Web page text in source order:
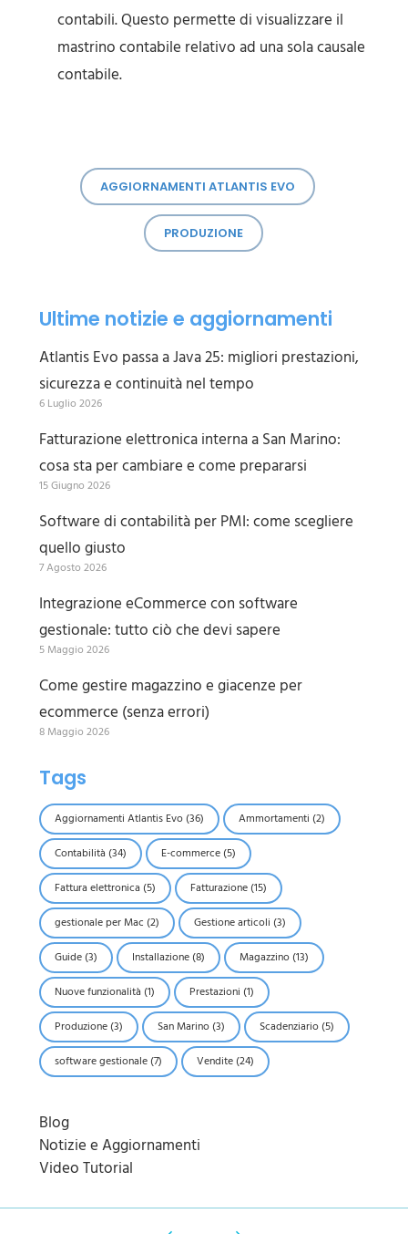
contabili. Questo permette di visualizzare il
mastrino contabile relativo ad una sola causale
contabile.
AGGIORNAMENTI ATLANTIS EVO
PRODUZIONE
Ultime notizie e aggiornamenti
Atlantis Evo passa a Java 25: migliori prestazioni,
sicurezza e continuità nel tempo
6 Luglio 2026
Fatturazione elettronica interna a San Marino:
cosa sta per cambiare e come prepararsi
15 Giugno 2026
Software di contabilità per PMI: come scegliere
quello giusto
7 Agosto 2026
Integrazione eCommerce con software
gestionale: tutto ciò che devi sapere
5 Maggio 2026
Come gestire magazzino e giacenze per
ecommerce (senza errori)
8 Maggio 2026
Tags
Aggiornamenti Atlantis Evo(36) Ammortamenti (2)
Contabilità (34) E-commerce(5)
Fattura elettronica (5) Fatturazione(15)
gestionale per Mac (2) Gestione articoli (3)
Guide(3) Installazione(8) Magazzino(13)
Nuove funzionalità (1) Prestazioni (1)
Produzione(3) San Marino(3) Scadenziario(5)
software gestionale(7) Vendite(24)
Blog
Notizie e Aggiornamenti
Video Tutorial